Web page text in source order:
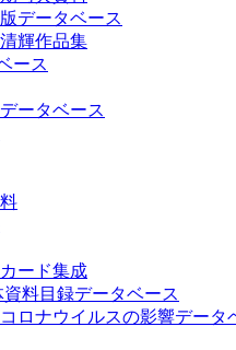
データベース
輝作品集
ース
ータベース
ード集成
料目録データベース
ロナウイルスの影響データ